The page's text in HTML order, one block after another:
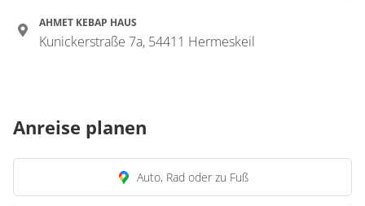
AHMET KEBAP HAUS
Kunickerstraße 7a, 54411 Hermeskeil
Anreise planen
Auto, Rad oder zu Fuß